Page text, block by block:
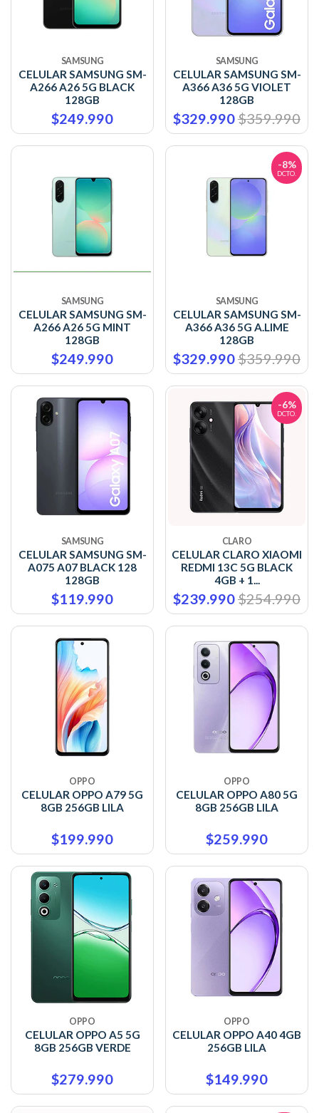
SAMSUNG
CELULAR SAMSUNG SM-
A266 A26 5G BLACK
128GB
$249.990
SAMSUNG
CELULAR SAMSUNG SM-
A366 A36 5G VIOLET
128GB
$329.990$359.990
SAMSUNG
CELULAR SAMSUNG SM-
A266 A26 5G MINT
128GB
$249.990
-8%
DCTO.
SAMSUNG
CELULAR SAMSUNG SM-
A366 A36 5G A.LIME
128GB
$329.990$359.990
SAMSUNG
CELULAR SAMSUNG SM-
A075 A07 BLACK 128
128GB
$119.990
-6%
DCTO.
CLARO
CELULAR CLARO XIAOMI
REDMI 13C 5G BLACK
4GB + 1...
$239.990$254.990
OPPO
CELULAR OPPO A79 5G
8GB 256GB LILA
$199.990
OPPO
CELULAR OPPO A80 5G
8GB 256GB LILA
$259.990
OPPO
CELULAR OPPO A5 5G
8GB 256GB VERDE
$279.990
OPPO
CELULAR OPPO A40 4GB
256GB LILA
$149.990